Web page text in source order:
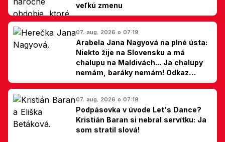
veľkú zmenu
07. aug. 2026 o 07:19
Arabela Jana Nagyová na plné ústa:
Niekto žije na Slovensku a má
chalupu na Maldivách... Ja chalupy
nemám, baráky nemám! Odkaz
Slovákom
07. aug. 2026 o 07:19
Podpásovka v úvode Let's Dance?
Kristián Baran si nebral servítku: Ja
som stratil slová!